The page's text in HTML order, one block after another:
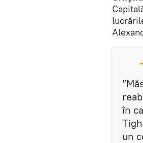
în
un